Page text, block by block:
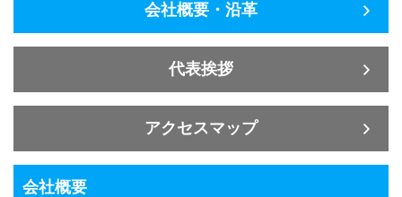
会社概要・沿革
代表挨拶
アクセスマップ
会社概要